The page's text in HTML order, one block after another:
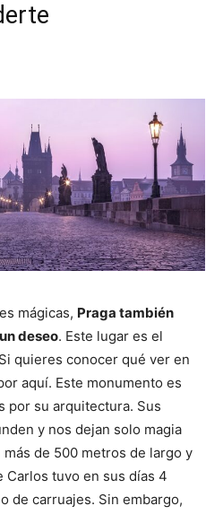
mágicas, Praga también
deseo. Este lugar es el
quieres conocer qué ver en
aquí. Este monumento es
por su arquitectura. Sus
y nos dejan solo magia
de 500 metros de largo y
Carlos tuvo en sus días 4
de carruajes. Sin embargo,